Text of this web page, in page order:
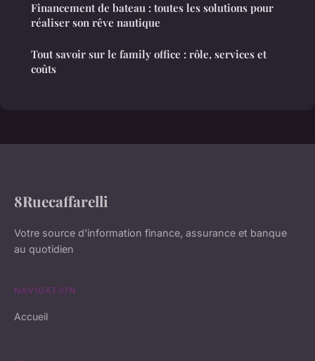
Financement de bateau : toutes les solutions pour
réaliser son rêve nautique
Tout savoir sur le family office : rôle, services et
coûts
8Ruecaffarelli
Votre source d'information finance, assurance et banque
au quotidien
NAVIGATION
Accueil